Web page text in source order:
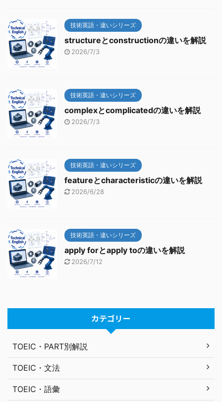
技術英語・違いシリーズ
structureとconstructionの違いを解説
2026/7/3
技術英語・違いシリーズ
complexとcomplicatedの違いを解説
2026/7/3
技術英語・違いシリーズ
featureとcharacteristicの違いを解説
2026/6/28
技術英語・違いシリーズ
apply forとapply toの違いを解説
2026/7/12
カテゴリー
TOEIC・PART別解説
TOEIC・文法
TOEIC・語彙